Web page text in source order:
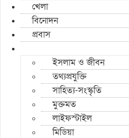
খেলা
বিনোদন
প্রবাস
ইসলাম ও জীবন
তথ্যপ্রযুক্তি
সাহিত্য-সংস্কৃতি
মুক্তমত
লাইফস্টাইল
মিডিয়া